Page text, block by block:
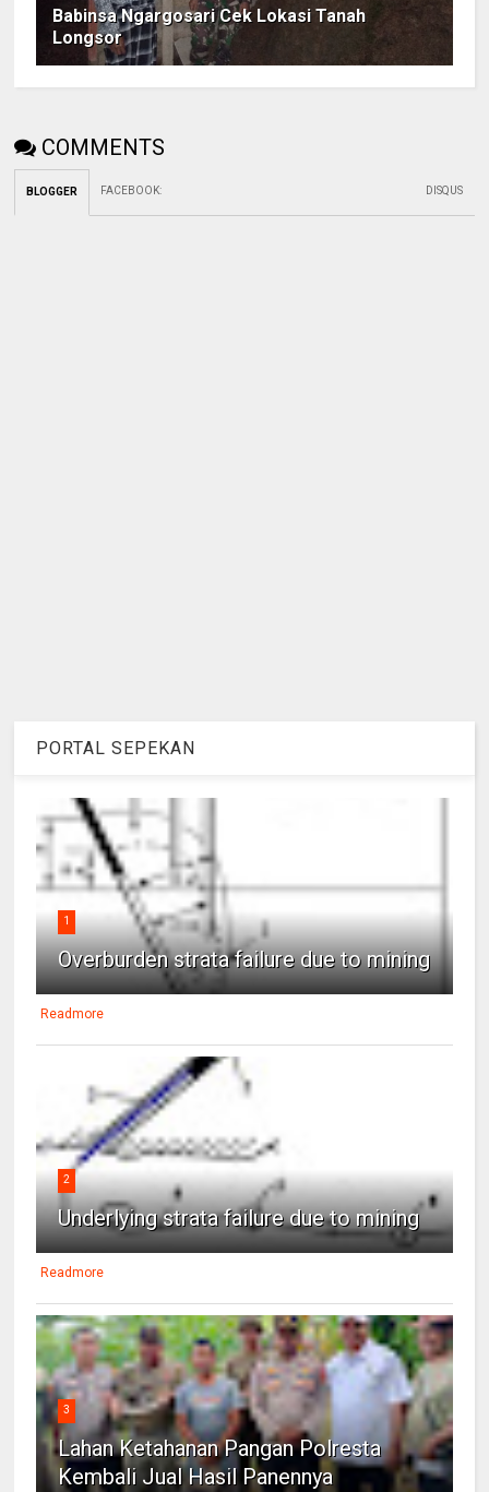
Babinsa Ngargosari Cek Lokasi Tanah
Longsor
COMMENTS
BLOGGER FACEBOOK: DISQUS
PORTAL SEPEKAN
1
Overburden strata failure due to mining
Readmore
2
Underlying strata failure due to mining
Readmore
3
Lahan Ketahanan Pangan Polresta
Kembali Jual Hasil Panennya